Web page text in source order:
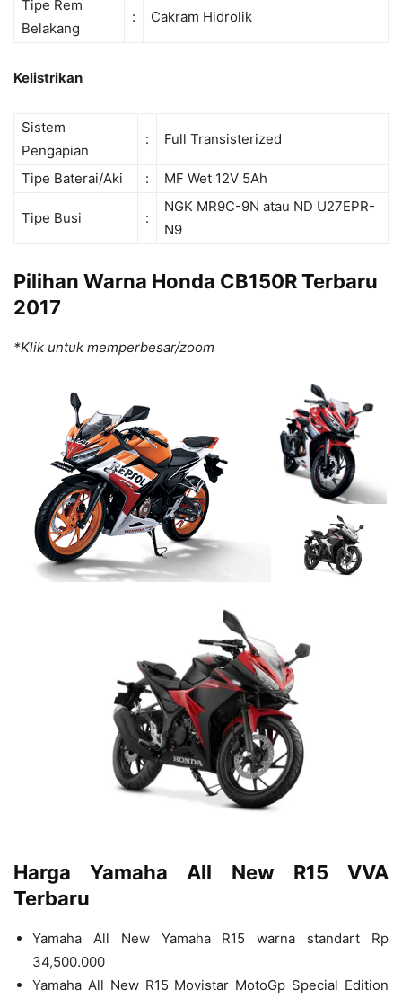
Tipe Rem
Belakang
: Cakram Hidrolik
Kelistrikan
Sistem
Pengapian
: Full Transisterized
Tipe Baterai/Aki : MF Wet 12V 5Ah
Tipe Busi :
NGK MR9C-9N atau ND U27EPR-
N9
Pilihan Warna Honda CB150R Terbaru
2017
*Klik untuk memperbesar/zoom
Harga Yamaha All New R15 VVA
Terbaru
Yamaha All New Yamaha R15 warna standart Rp
34,500.000
Yamaha All New R15 Movistar MotoGp Special Edition